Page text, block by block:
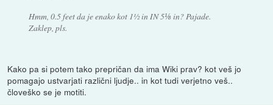
Hmm, 0.5 feet da je enako kot 1½ in IN 5⅛ in? Pajade.
Zaklep, pls.
Kako pa si potem tako prepričan da ima Wiki prav? kot veš jo
pomagajo ustvarjati različni ljudje.. in kot tudi verjetno veš..
človeško se je motiti.